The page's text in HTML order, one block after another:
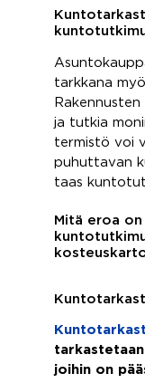
tarkkana
ja tutkia
termistö voi
puhuttavan
taas
Mitä eroa
joihin on